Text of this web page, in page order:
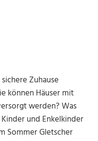
Zuhause
können Häuser mit
werden? Was
und Enkelkinder
Sommer Gletscher